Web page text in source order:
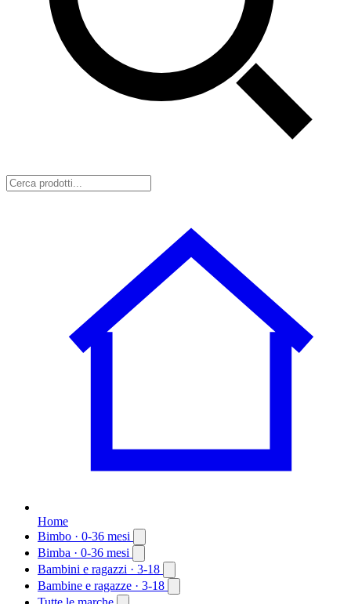
Home
Bimbo · 0-36 mesi
Bimba · 0-36 mesi
Bambini e ragazzi · 3-18
Bambine e ragazze · 3-18